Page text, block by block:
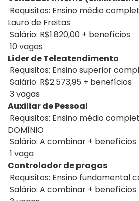
Requisitos: Ensino médio
Lauro de Freitas
Salário: R$1.820,00 + benefícios
10 vagas
Líder de Teleatendimento
Requisitos: Ensino superior
Salário: R$2.573,95 + benefícios
3 vagas
Auxiliar de Pessoal
Requisitos: Ensino médio
DOMÍNIO
Salário: A combinar + benefícios
1 vaga
Controlador de pragas
Requisitos: Ensino fundamental
Salário: A combinar + benefícios